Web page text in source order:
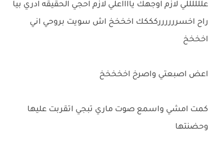
عللللللي لازم اوجهك يااااعلي لازم احجي الحقيقه ادري بيا
راح اخسرررررركككك اخخخخ اش سويت بروحي اني
اخخخخ
اعض اصبعتي واصرخ اخخخخخ
كمت امشي واسمع صوت ماري تبجي اتقربت عليها
وحضنتها